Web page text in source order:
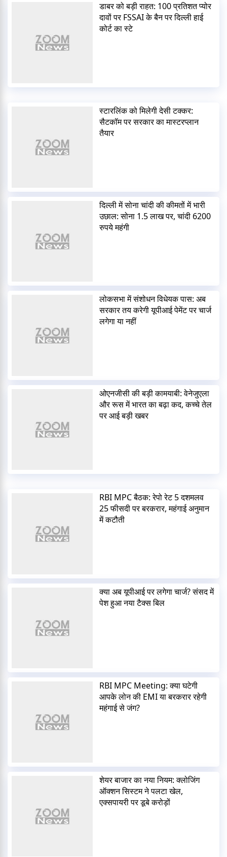
डाबर को बड़ी राहत: 100 प्रतिशत प्योर
दावों पर FSSAI के बैन पर दिल्ली हाई
कोर्ट का स्टे
स्टारलिंक को मिलेगी देसी टक्कर:
सैटकॉम पर सरकार का मास्टरप्लान
तैयार
दिल्ली में सोना चांदी की कीमतों में भारी
उछाल: सोना 1.5 लाख पर, चांदी 6200
रुपये महंगी
लोकसभा में संशोधन विधेयक पास: अब
सरकार तय करेगी यूपीआई पेमेंट पर चार्ज
लगेगा या नहीं
ओएनजीसी की बड़ी कामयाबी: वेनेजुएला
और रूस में भारत का बढ़ा कद, कच्चे तेल
पर आई बड़ी खबर
RBI MPC बैठक: रेपो रेट 5 दशमलव
25 फीसदी पर बरकरार, महंगाई अनुमान
में कटौती
क्या अब यूपीआई पर लगेगा चार्ज? संसद में
पेश हुआ नया टैक्स बिल
RBI MPC Meeting: क्या घटेगी
आपके लोन की EMI या बरकरार रहेगी
महंगाई से जंग?
शेयर बाजार का नया नियम: क्लोजिंग
ऑक्शन सिस्टम ने पलटा खेल,
एक्सपायरी पर डूबे करोड़ों